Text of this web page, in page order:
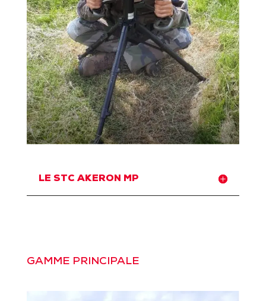
LE STC AKERON MP
GAMME PRINCIPALE